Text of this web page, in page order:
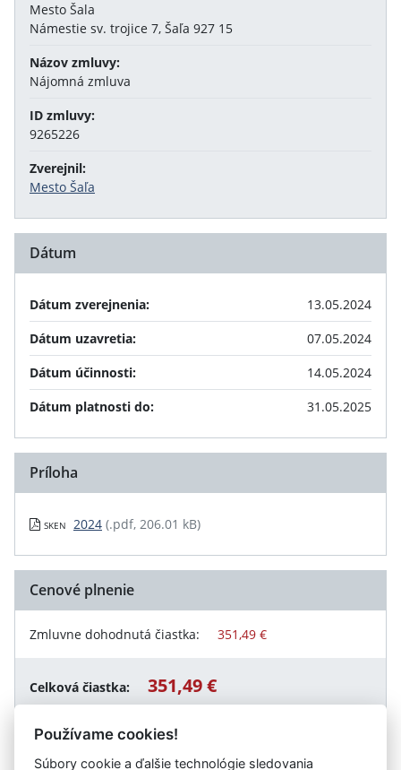
Mesto Šala
Námestie sv. trojice 7, Šaľa 927 15
Názov zmluvy:
Nájomná zmluva
ID zmluvy:
9265226
Zverejnil:
Mesto Šaľa
Dátum
Dátum zverejnenia:
13.05.2024
Dátum uzavretia:
07.05.2024
Dátum účinnosti:
14.05.2024
Dátum platnosti do:
31.05.2025
Príloha
SKEN 2024 (.pdf, 206.01 kB)
Cenové plnenie
Zmluvne dohodnutá čiastka: 351,49 €
Celková čiastka: 351,49 €
Používame cookies!
Súbory cookie a ďalšie technológie sledovania